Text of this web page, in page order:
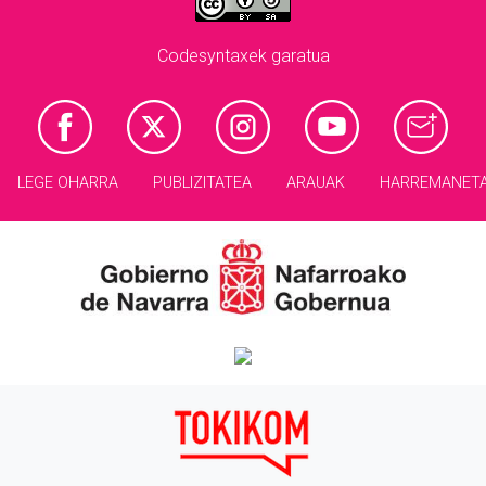
Codesyntaxek garatua
LEGE OHARRA PUBLIZITATEA ARAUAK